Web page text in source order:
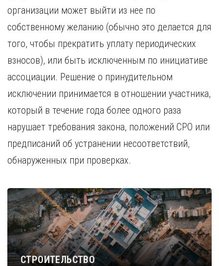
организации может выйти из нее по
собственному желанию (обычно это делается для
того, чтобы прекратить уплату периодических
взносов), или быть исключенным по инициативе
ассоциации. Решение о принудительном
исключении принимается в отношении участника,
который в течение года более одного раза
нарушает требования закона, положений СРО или
предписаний об устранении несоответствий,
обнаруженных при проверках.
СТРОИТЕЛЬСТВО